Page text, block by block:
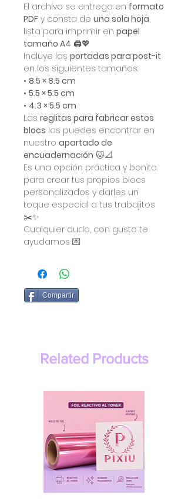
El archivo se entrega en formato
PDF y consta de una sola hoja,
lista para imprimir en papel
tamaño A4 🖨️💖
Incluye las portadas para post-it
en los siguientes tamaños:
• 8.5 × 8.5 cm
• 5.5 × 5.5 cm
• 4.3 × 5.5 cm
Las reglitas para fabricar estos
blocs las puedes encontrar en
nuestro apartado de
encuadernación 🐱📐
Es una opción práctica y bonita
para crear tus propios blocs
personalizados y darles un
toque especial a tus trabajitos
✂️✨
Cualquier duda, con gusto te
ayudamos 💌
Compartir
Related Products